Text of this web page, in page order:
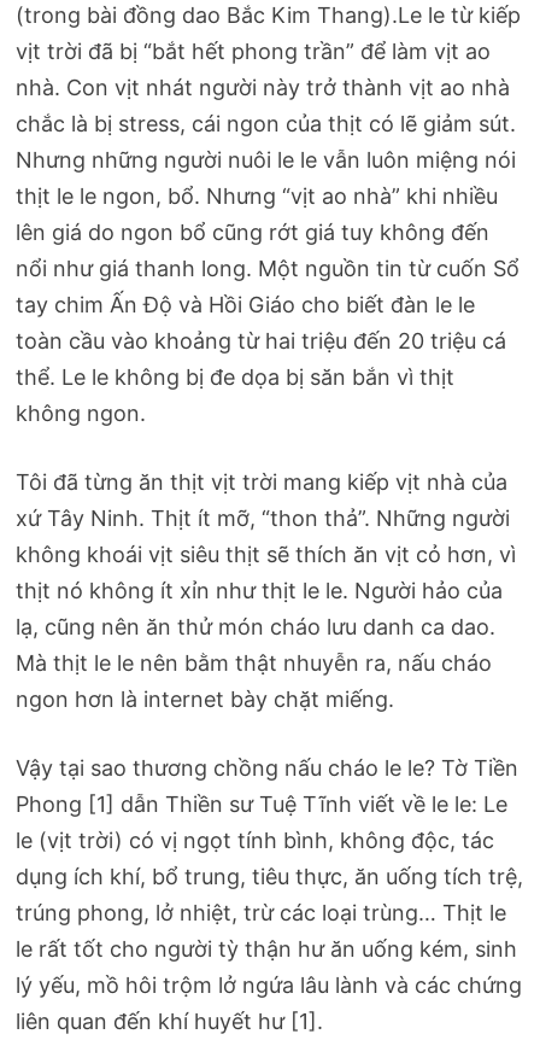
(trong bài đồng dao Bắc Kim Thang).Le le từ kiếp
vịt trời đã bị “bắt hết phong trần” để làm vịt ao
nhà. Con vịt nhát người này trở thành vịt ao nhà
chắc là bị stress, cái ngon của thịt có lẽ giảm sút.
Nhưng những người nuôi le le vẫn luôn miệng nói
thịt le le ngon, bổ. Nhưng “vịt ao nhà” khi nhiều
lên giá do ngon bổ cũng rớt giá tuy không đến
nổi như giá thanh long. Một nguồn tin từ cuốn Sổ
tay chim Ấn Độ và Hồi Giáo cho biết đàn le le
toàn cầu vào khoảng từ hai triệu đến 20 triệu cá
thể. Le le không bị đe dọa bị săn bắn vì thịt
không ngon.
Tôi đã từng ăn thịt vịt trời mang kiếp vịt nhà của
xứ Tây Ninh. Thịt ít mỡ, “thon thả”. Những người
không khoái vịt siêu thịt sẽ thích ăn vịt cỏ hơn, vì
thịt nó không ít xỉn như thịt le le. Người hảo của
lạ, cũng nên ăn thử món cháo lưu danh ca dao.
Mà thịt le le nên bằm thật nhuyễn ra, nấu cháo
ngon hơn là internet bày chặt miếng.
Vậy tại sao thương chồng nấu cháo le le? Tờ Tiền
Phong [1] dẫn Thiền sư Tuệ Tĩnh viết về le le: Le
le (vịt trời) có vị ngọt tính bình, không độc, tác
dụng ích khí, bổ trung, tiêu thực, ăn uống tích trệ,
trúng phong, lở nhiệt, trừ các loại trùng… Thịt le
le rất tốt cho người tỳ thận hư ăn uống kém, sinh
lý yếu, mồ hôi trộm lở ngứa lâu lành và các chứng
liên quan đến khí huyết hư [1].